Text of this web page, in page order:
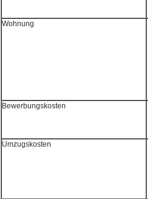
Wohnung
Bewerbungskosten
Umzugskosten